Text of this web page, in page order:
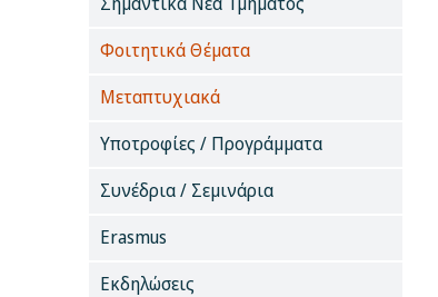
Φοιτητικά Θέματα
Μεταπτυχιακά
Υποτροφίες / Προγράμματα
Συνέδρια / Σεμινάρια
Erasmus
Εκδηλώσεις